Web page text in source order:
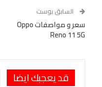
Tumblr
البريد الإلكتروني
Digg
السابق بوست
سعر و مواصفات Oppo
Reno 11 5G
قد يعجبك ايضا